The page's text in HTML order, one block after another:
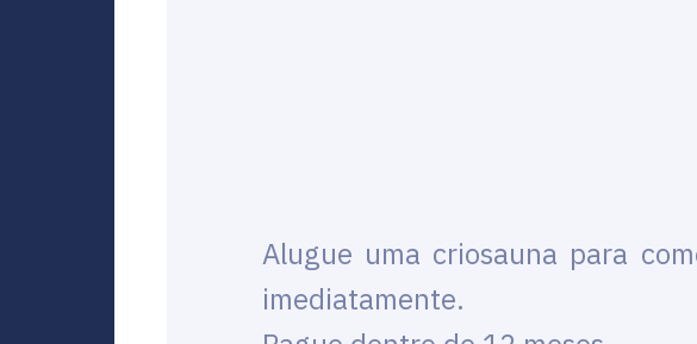
Alugue uma criosauna para
imediatamente.